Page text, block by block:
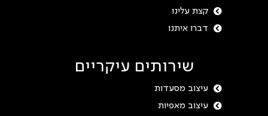
קצת עלינו
דברו איתנו
שירותים עיקריים
עיצוב מסעדות
עיצוב מאפיות